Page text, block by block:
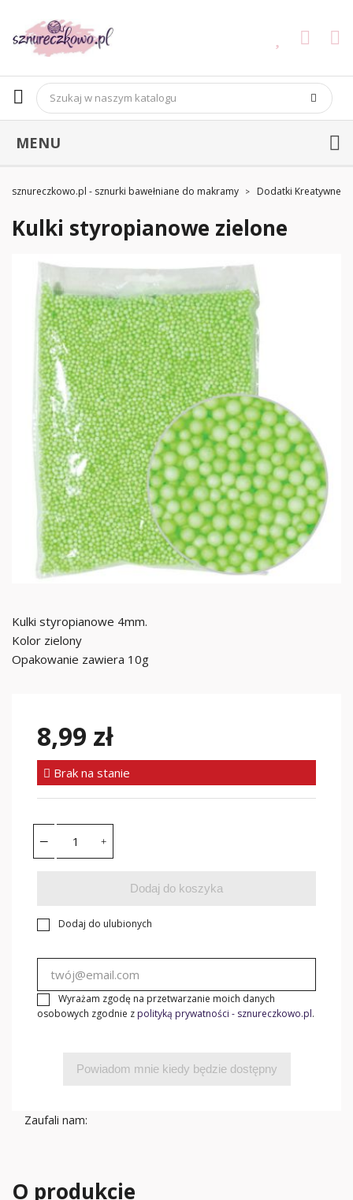
MENU
sznureczkowo.pl - sznurki bawełniane do makramy Dodatki Kreatywne
Kulki styropianowe zielone
Kulki styropianowe 4mm.
Kolor zielony
Opakowanie zawiera 10g
8,99 zł
Brak na stanie
Dodaj do koszyka
Dodaj do ulubionych
Wyrażam zgodę na przetwarzanie moich danych
osobowych zgodnie z polityką prywatności - sznureczkowo.pl.
Powiadom mnie kiedy będzie dostępny
Zaufali nam:
O produkcie